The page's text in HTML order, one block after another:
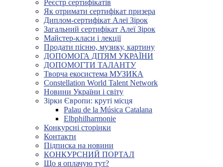
Реєстр сертифікатів
Як отримати сертифікат призера
Диплом-сертифікат Алеї Зірок
Загальний сертифікат Алеї Зірок
Майстер-класи і лекції
Продати пісню, музику, картину
ДОПОМОГА ДІТЯМ УКРАЇНИ
ДОПОМОГТИ ТАЛАНТУ
Творча екосистема МУЗИКА
Constellation World Talent Network
Новини України і світу
Зірки Європи: круті місця
Palau de la Música Catalana
Elbphilharmonie
Конкурсні сторінки
Контакти
Підписка на новини
КОНКУРСНИЙ ПОРТАЛ
Що я оплачую тут?